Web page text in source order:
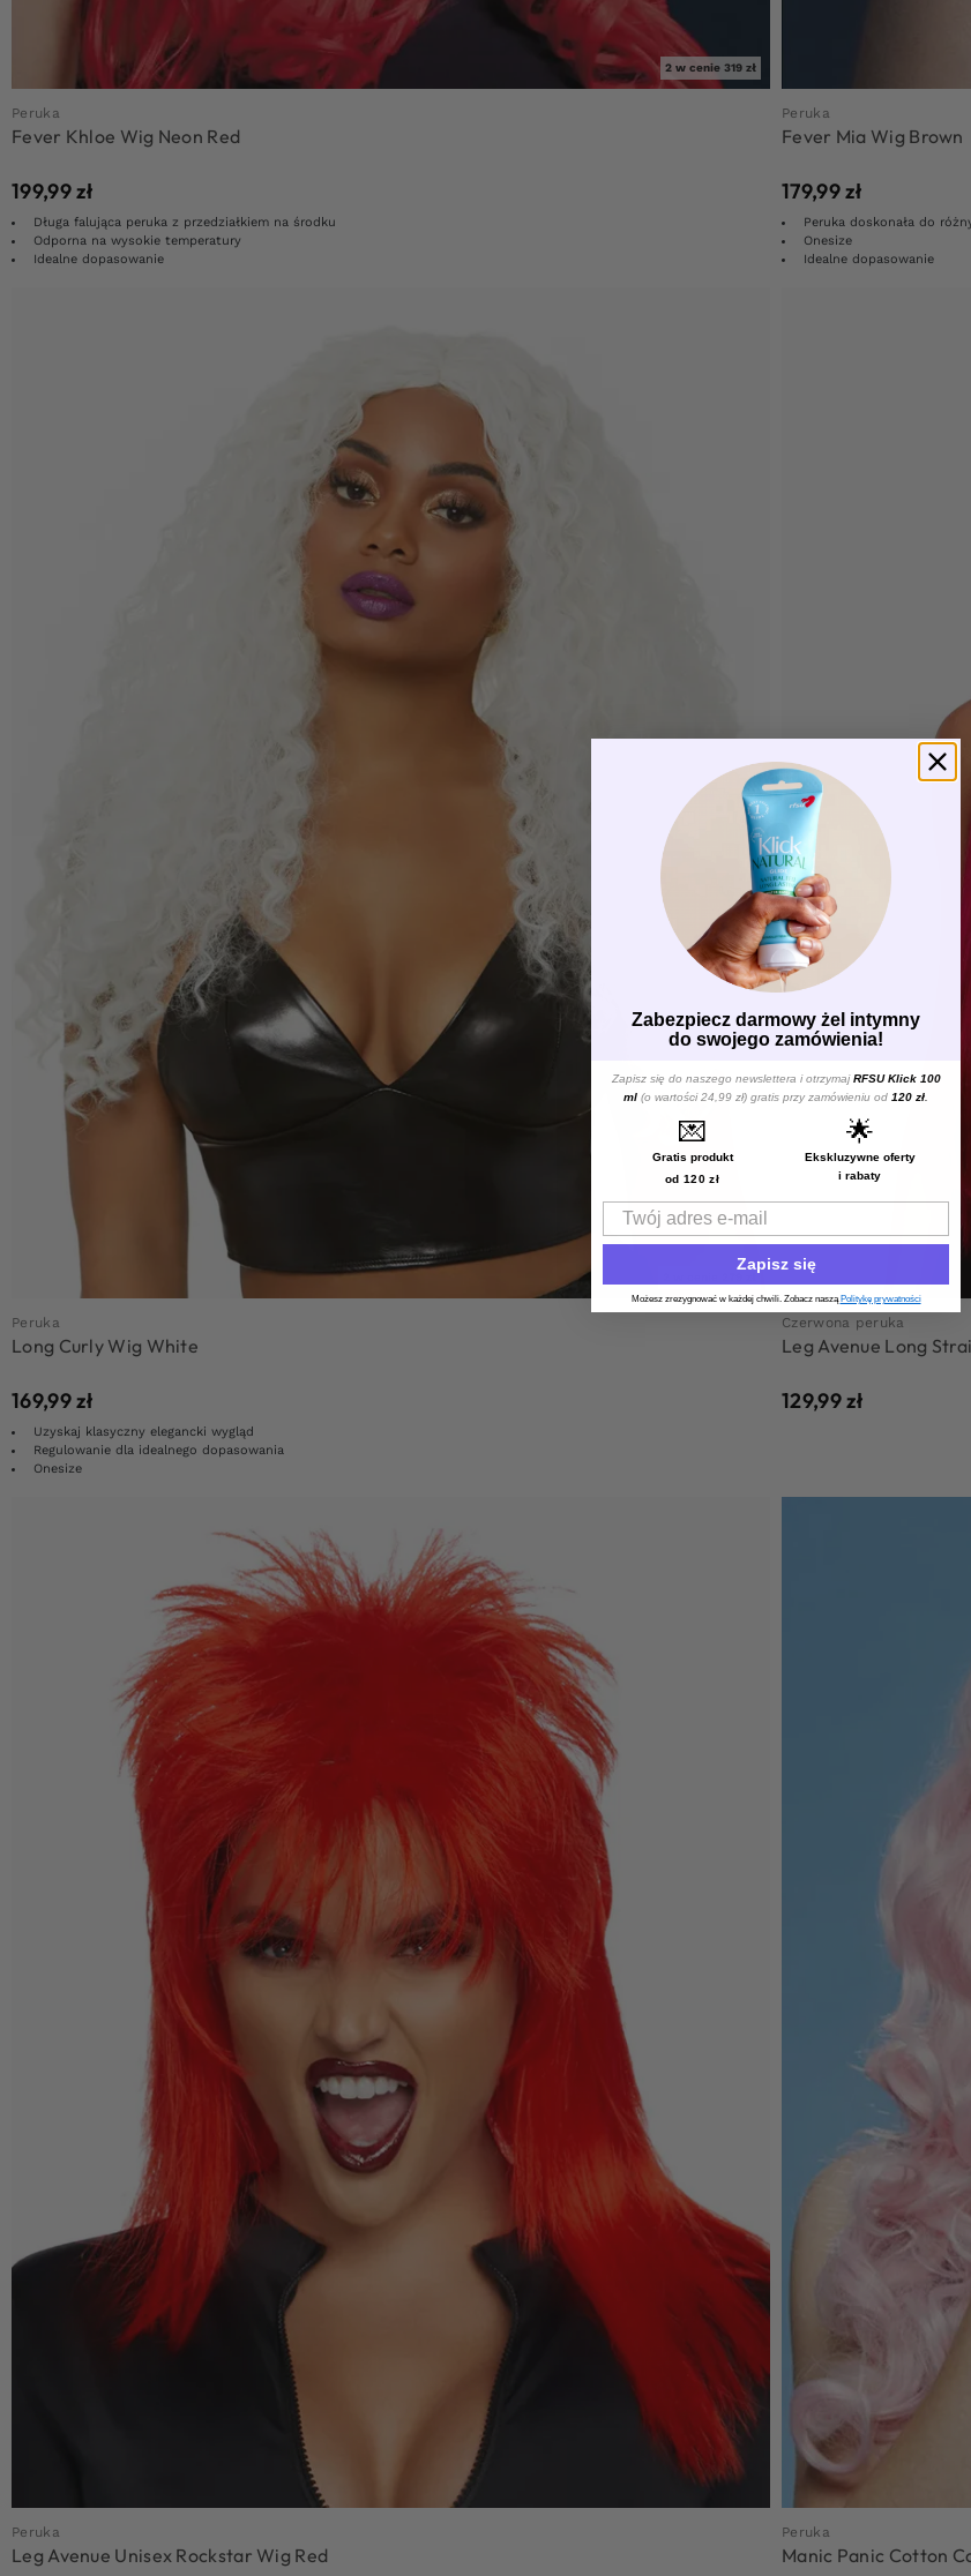
2 w cenie 319 zł
Peruka
Fever Khloe Wig Neon Red
199,99zł
Długa falująca peruka z przedziałkiem na środku
Odporna na wysokie temperatury
Idealne dopasowanie
Peruka
Fever Mia Wig Brown
179,99zł
Peruka doskonała do
Onesize
Idealne dopasowanie
Peruka
Long Curly Wig White
169,99zł
Uzyskaj klasyczny elegancki wygląd
Regulowanie dla idealnego dopasowania
Onesize
Czerwona peruka
Leg Avenue Long
129,99zł
Peruka
Leg Avenue Unisex Rockstar Wig Red
Peruka
Manic Panic Cotton
Zabezpiecz darmowy żel intymny
do swojego zamówienia!
Zapisz się do naszego newslettera i otrzymajRFSU Klick 100
ml (o wartości 24,99 zł) gratis przy zamówieniu od 120 zł
💌
Gratis produkt
od 120 zł
🌟
Ekskluzywne oferty
i rabaty
Email
Zapisz się
Możesz zrezygnować w każdej chwili. Zobacz naszą Politykę prywatności